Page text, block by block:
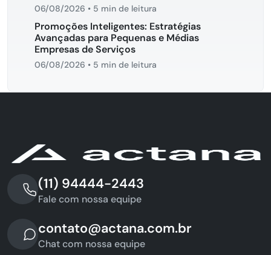
06/08/2026 • 5 min de leitura
Promoções Inteligentes: Estratégias
Avançadas para Pequenas e Médias
Empresas de Serviços
06/08/2026 • 5 min de leitura
(11) 94444-2443
Fale com nossa equipe
contato@actana.com.br
Chat com nossa equipe